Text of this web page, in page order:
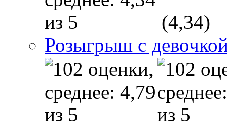
(4,34)
Розыгрыш с